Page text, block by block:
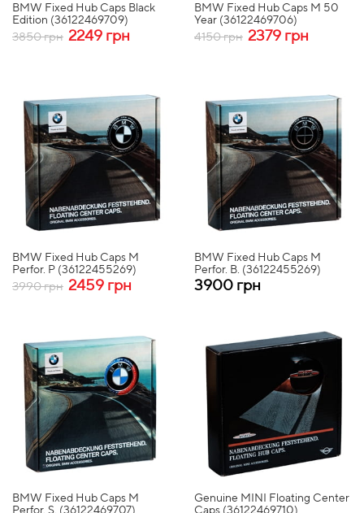
BMW Fixed Hub Caps Black
Edition (36122469709)
3850 грн 2249 грн
BMW Fixed Hub Caps M 50
Year (36122469706)
4150 грн 2379 грн
BMW Fixed Hub Caps M
Perfor. P (36122455269)
3990 грн 2459 грн
BMW Fixed Hub Caps M
Perfor. B. (36122455269)
3900 грн
BMW Fixed Hub Caps M
Perfor. S. (36122469707)
Genuine MINI Floating Center
Caps (36122469710)